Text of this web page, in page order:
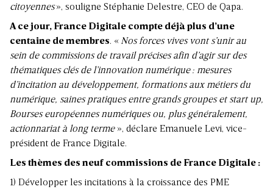
citoyennes», souligne Stéphanie Delestre, CEO de Qapa.
A ce jour, France Digitale compte déjà plus d’une
centaine de membres. « Nos forces vives vont s’unir au
sein de commissions de travail précises afin d’agir sur des
thématiques clés de l’innovation numérique : mesures
d’incitation au développement, formations aux métiers du
numérique, saines pratiques entre grands groupes et start up,
Bourses européennes numériques ou, plus généralement,
actionnariat à long terme», déclare Emanuele Levi, vice-
président de France Digitale.
Les thèmes des neuf commissions de France Digitale :
1) Développer les incitations à la croissance des PME